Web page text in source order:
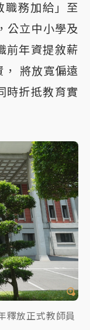
職務加給」至
公立中小學及
前年資提敘薪
， 將放寬偏遠
時折抵教育實
釋放正式教師員